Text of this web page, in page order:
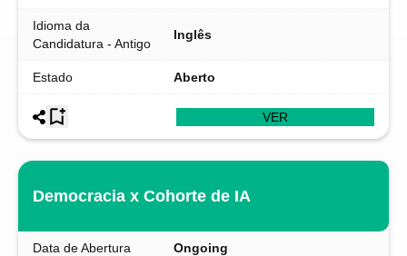
Idioma da
Candidatura - Antigo
Inglês
Estado Aberto
VER
Democracia x Cohorte de IA
Data de Abertura Ongoing